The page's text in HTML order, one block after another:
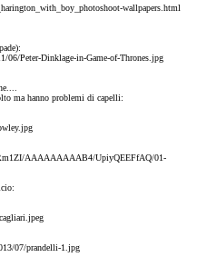
wallpapers.html
06/Peter-Dinklage-in-Game-of-Thrones.jpg
ma hanno problemi di capelli:
AAAAAAAAAB4/UpiyQEEFfAQ/01-
07/prandelli-1.jpg